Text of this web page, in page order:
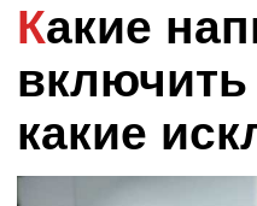
Какие напитки стоит
какие